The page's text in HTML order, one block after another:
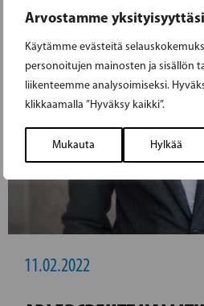
Arvostamme yksityisyyttäsi
Käytämme evästeitä
personoitujen mainosten ja sisällön
liikenteemme analysoimiseksi.
klikkaamalla ”Hyväksy kaikki”.
Mukauta Hylkää
11.02.2022